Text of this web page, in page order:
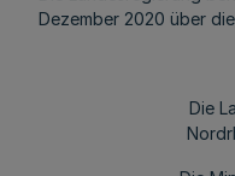
Dezember 2020 über
Die